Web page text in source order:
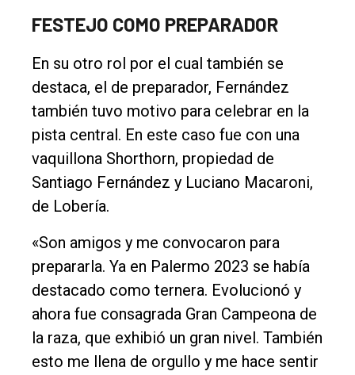
FESTEJO COMO PREPARADOR
En su otro rol por el cual también se
destaca, el de preparador, Fernández
también tuvo motivo para celebrar en la
pista central. En este caso fue con una
vaquillona Shorthorn, propiedad de
Santiago Fernández y Luciano Macaroni,
de Lobería.
«Son amigos y me convocaron para
prepararla. Ya en Palermo 2023 se había
destacado como ternera. Evolucionó y
ahora fue consagrada Gran Campeona de
la raza, que exhibió un gran nivel. También
esto me llena de orgullo y me hace sentir